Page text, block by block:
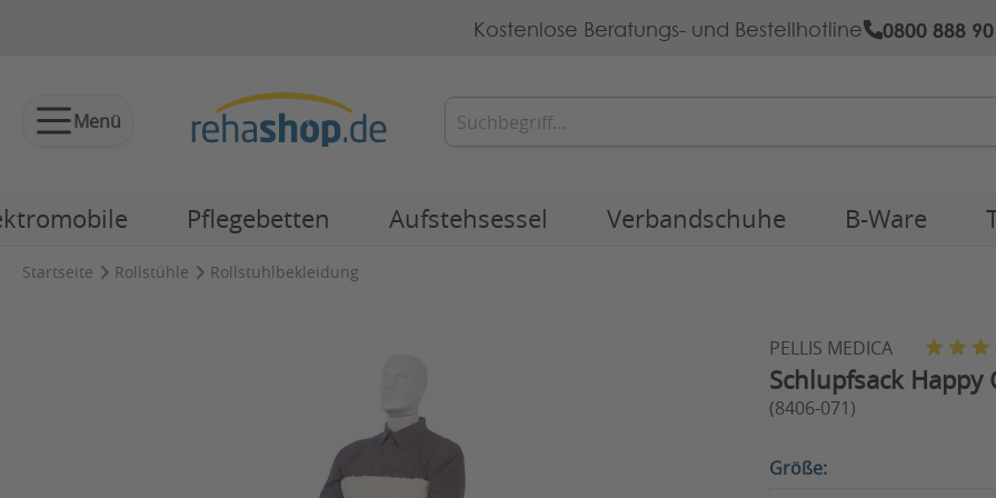
Kostenlose Beratungs- und Bestellhotline 0800 888
Menü
Pflegebetten Aufstehsessel Verbandschuhe B-Ware
Startseite Rollstühle Rollstuhlbekleidung
PELLIS MEDICA
Schlupfsack Happy
(8406-071)
Größe: